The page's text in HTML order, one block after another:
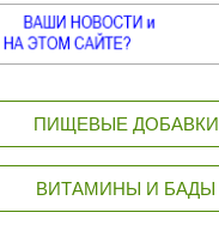
ПИЩЕВЫЕ ДОБАВКИ
ВИТАМИНЫ И БАДЫ